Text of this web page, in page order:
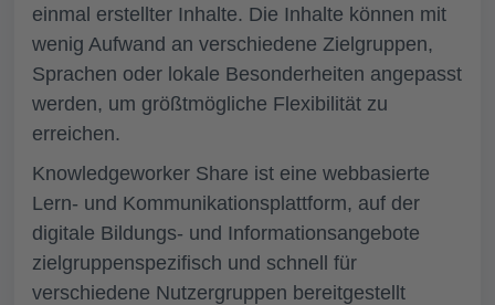
einmal erstellter Inhalte. Die Inhalte können mit
wenig Aufwand an verschiedene Zielgruppen,
Sprachen oder lokale Besonderheiten angepasst
werden, um größtmögliche Flexibilität zu
erreichen.
Knowledgeworker Share ist eine webbasierte
Lern- und Kommunikationsplattform, auf der
digitale Bildungs- und Informationsangebote
zielgruppenspezifisch und schnell für
verschiedene Nutzergruppen bereitgestellt